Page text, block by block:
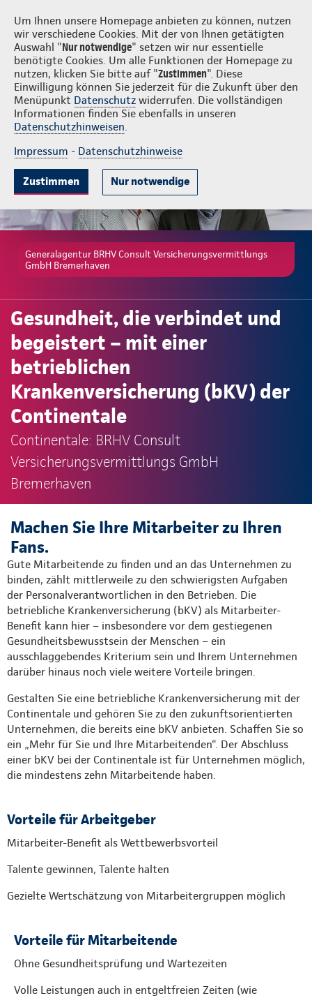
Um Ihnen unsere Homepage anbieten zu können, nutzen
wir verschiedene Cookies. Mit der von Ihnen getätigten
Auswahl "Nur notwendige" setzen wir nur essentielle
benötigte Cookies. Um alle Funktionen der Homepage zu
nutzen, klicken Sie bitte auf "Zustimmen". Diese
Einwilligung können Sie jederzeit für die Zukunft über den
Menüpunkt Datenschutz widerrufen. Die vollständigen
Informationen finden Sie ebenfalls in unseren
Datenschutzhinweisen.
Impressum - Datenschutzhinweise
Zustimmen Nur notwendige
BRHV Consult Versicherungsvermittlungs GmbH Bremerhaven
Gute Gründe Tarife & Leistungen Wissenswertes Beratung &
Generalagentur BRHV Consult Versicherungsvermittlungs
GmbH Bremerhaven
Gesundheit, die verbindet und
begeistert – mit einer
betrieblichen
Krankenversicherung (bKV) der
Continentale
Continentale: BRHV Consult
Versicherungsvermittlungs GmbH
Bremerhaven
Machen Sie Ihre Mitarbeiter zu Ihren
Fans.
Gute Mitarbeitende zu finden und an das Unternehmen zu
binden, zählt mittlerweile zu den schwierigsten Aufgaben
der Personalverantwortlichen in den Betrieben. Die
betriebliche Krankenversicherung (bKV) als Mitarbeiter-
Benefit kann hier – insbesondere vor dem gestiegenen
Gesundheitsbewusstsein der Menschen – ein
ausschlaggebendes Kriterium sein und Ihrem Unternehmen
darüber hinaus noch viele weitere Vorteile bringen.
Gestalten Sie eine betriebliche Krankenversicherung mit der
Continentale und gehören Sie zu den zukunftsorientierten
Unternehmen, die bereits eine bKV anbieten. Schaffen Sie so
ein „Mehr für Sie und Ihre Mitarbeitenden“. Der Abschluss
einer bKV bei der Continentale ist für Unternehmen möglich,
die mindestens zehn Mitarbeitende haben.
Vorteile für Arbeitgeber
Mitarbeiter-Benefit als Wettbewerbsvorteil
Talente gewinnen, Talente halten
Gezielte Wertschätzung von Mitarbeitergruppen möglich
Vorteile für Mitarbeitende
Ohne Gesundheitsprüfung und Wartezeiten
Volle Leistungen auch in entgeltfreien Zeiten (wie